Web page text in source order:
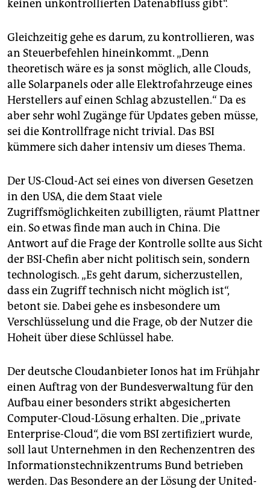
keinen unkontrollierten Datenabfluss gibt“.
Gleichzeitig gehe es darum, zu kontrollieren, was
an Steuerbefehlen hineinkommt. „Denn
theoretisch wäre es ja sonst möglich, alle Clouds,
alle Solarpanels oder alle Elektrofahrzeuge eines
Herstellers auf einen Schlag abzustellen.“ Da es
aber sehr wohl Zugänge für Updates geben müsse,
sei die Kontrollfrage nicht trivial. Das BSI
kümmere sich daher intensiv um dieses Thema.
Der US-Cloud-Act sei eines von diversen Gesetzen
in den USA, die dem Staat viele
Zugriffsmöglichkeiten zubilligten, räumt Plattner
ein. So etwas finde man auch in China. Die
Antwort auf die Frage der Kontrolle sollte aus Sicht
der BSI-Chefin aber nicht politisch sein, sondern
technologisch. „Es geht darum, sicherzustellen,
dass ein Zugriff technisch nicht möglich ist“,
betont sie. Dabei gehe es insbesondere um
Verschlüsselung und die Frage, ob der Nutzer die
Hoheit über diese Schlüssel habe.
Der deutsche Cloudanbieter Ionos hat im Frühjahr
einen Auftrag von der Bundesverwaltung für den
Aufbau einer besonders strikt abgesicherten
Computer-Cloud-Lösung erhalten. Die „private
Enterprise-Cloud“, die vom BSI zertifiziert wurde,
soll laut Unternehmen in den Rechenzentren des
Informationstechnikzentrums Bund betrieben
werden. Das Besondere an der Lösung der United-